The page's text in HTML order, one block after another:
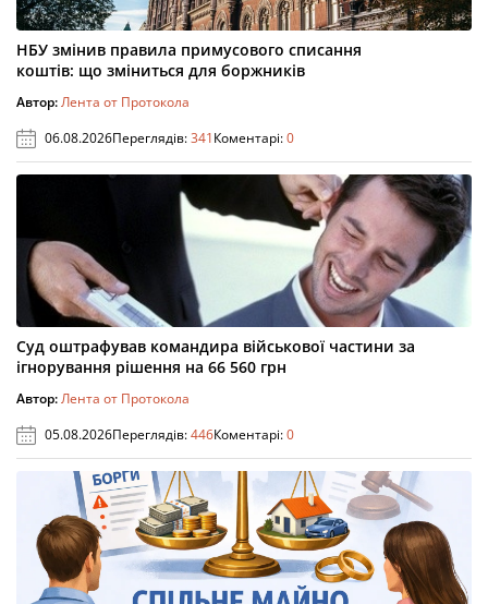
НБУ змінив правила примусового списання
коштів: що зміниться для боржників
Автор:Лента от Протокола
06.08.2026Переглядів:341Коментарі:0
Суд оштрафував командира військової частини за
ігнорування рішення на 66 560 грн
Автор:Лента от Протокола
05.08.2026Переглядів:446Коментарі:0